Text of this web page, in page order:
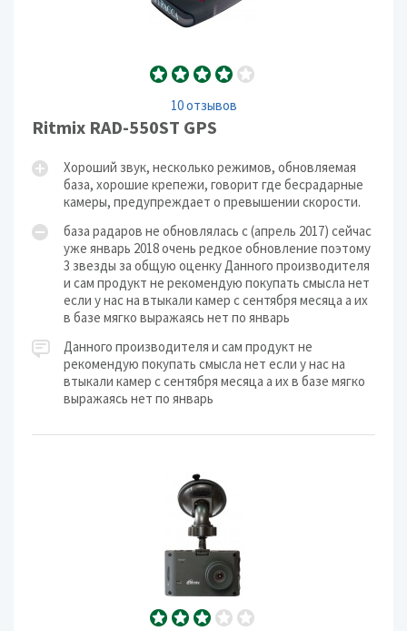
10 отзывов
Ritmix RAD-550ST GPS
Хороший звук, несколько режимов, обновляемая
база, хорошие крепежи, говорит где бесрадарные
камеры, предупреждает о превышении скорости.
база радаров не обновлялась с (апрель 2017) сейчас
уже январь 2018 очень редкое обновление поэтому
3 звезды за общую оценку Данного производителя
и сам продукт не рекомендую покупать смысла нет
если у нас на втыкали камер с сентября месяца а их
в базе мягко выражаясь нет по январь
Данного производителя и сам продукт не
рекомендую покупать смысла нет если у нас на
втыкали камер с сентября месяца а их в базе мягко
выражаясь нет по январь